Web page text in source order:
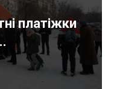
платіжки